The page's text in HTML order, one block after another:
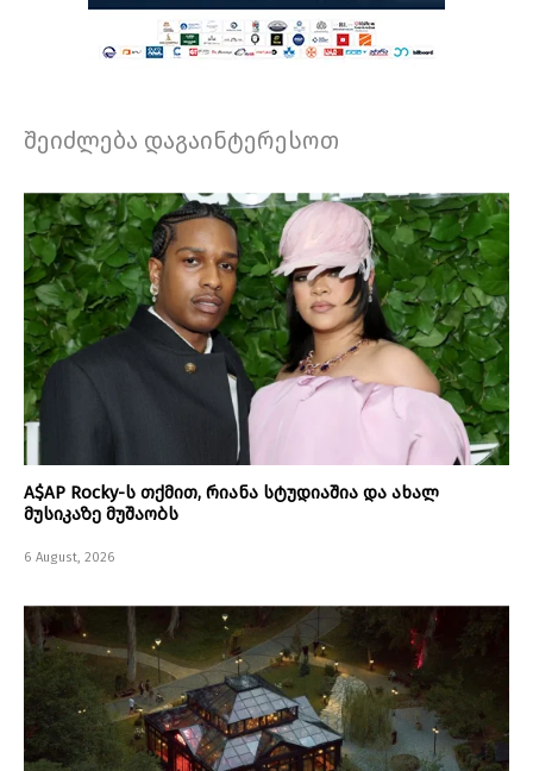
შეიძლება დაგაინტერესოთ
A$AP Rocky-ს თქმით, რიანა სტუდიაშია და ახალ
მუსიკაზე მუშაობს
6 August, 2026